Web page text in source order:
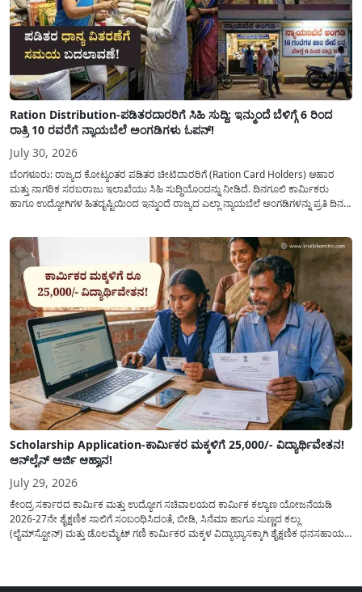
Ration Distribution-ಪಡಿತರದಾರರಿಗೆ ಸಿಹಿ ಸುದ್ದಿ: ಇನ್ಮುಂದೆ ಬೆಳಿಗ್ಗೆ 6 ರಿಂದ
ರಾತ್ರಿ 10 ರವರೆಗೆ ನ್ಯಾಯಬೆಲೆ ಅಂಗಡಿಗಳು ಓಪನ್!
July 30, 2026
ಬೆಂಗಳೂರು: ರಾಜ್ಯದ ಕೋಟ್ಯಂತರ ಪಡಿತರ ಚೀಟಿದಾರರಿಗೆ (Ration Card Holders) ಆಹಾರ
ಮತ್ತು ನಾಗರಿಕ ಸರಬರಾಜು ಇಲಾಖೆಯು ಸಿಹಿ ಸುದ್ದಿಯೊಂದನ್ನು ನೀಡಿದೆ. ದಿನಗೂಲಿ ಕಾರ್ಮಿಕರು
ಹಾಗೂ ಉದ್ಯೋಗಿಗಳ ಹಿತದೃಷ್ಟಿಯಿಂದ ಇನ್ಮುಂದೆ ರಾಜ್ಯದ ಎಲ್ಲಾ ನ್ಯಾಯಬೆಲೆ ಅಂಗಡಿಗಳನ್ನು ಪ್ರತಿ ದಿನ
Scholarship Application-ಕಾರ್ಮಿಕರ ಮಕ್ಕಳಿಗೆ 25,000/- ವಿದ್ಯಾರ್ಥಿವೇತನ!
ಆನ್‍ಲೈನ್ ಅರ್ಜಿ ಆಹ್ವಾನ!
July 29, 2026
ಕೇಂದ್ರ ಸರ್ಕಾರದ ಕಾರ್ಮಿಕ ಮತ್ತು ಉದ್ಯೋಗ ಸಚಿವಾಲಯದ ಕಾರ್ಮಿಕ ಕಲ್ಯಾಣ ಯೋಜನೆಯಡಿ
2026-27ನೇ ಶೈಕ್ಷಣಿಕ ಸಾಲಿಗೆ ಸಂಬಂಧಿಸಿದಂತೆ, ಬೀಡಿ, ಸಿನೆಮಾ ಹಾಗೂ ಸುಣ್ಣದ ಕಲ್ಲು
(ಲೈಮ್‍ಸ್ಟೋನ್) ಮತ್ತು ಡೊಲಮೈಟ್ ಗಣಿ ಕಾರ್ಮಿಕರ ಮಕ್ಕಳ ವಿದ್ಯಾಭ್ಯಾಸಕ್ಕಾಗಿ ಶೈಕ್ಷಣಿಕ ಧನಸಹಾಯ/